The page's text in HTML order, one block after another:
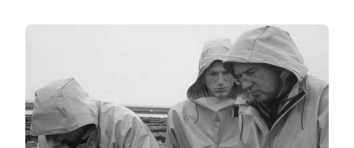
COULISSES
FASCINANTES
LA
CONCHYLICULTURE.